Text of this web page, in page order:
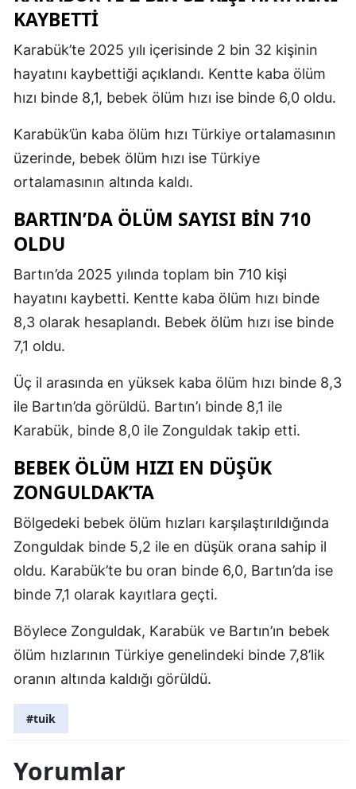
KAYBETTİ
Karabük’te 2025 yılı içerisinde 2 bin 32 kişinin
hayatını kaybettiği açıklandı. Kentte kaba ölüm
hızı binde 8,1, bebek ölüm hızı ise binde 6,0 oldu.
Karabük’ün kaba ölüm hızı Türkiye ortalamasının
üzerinde, bebek ölüm hızı ise Türkiye
ortalamasının altında kaldı.
BARTIN’DA ÖLÜM SAYISI BİN 710
OLDU
Bartın’da 2025 yılında toplam bin 710 kişi
hayatını kaybetti. Kentte kaba ölüm hızı binde
8,3 olarak hesaplandı. Bebek ölüm hızı ise binde
7,1 oldu.
Üç il arasında en yüksek kaba ölüm hızı binde 8,3
ile Bartın’da görüldü. Bartın’ı binde 8,1 ile
Karabük, binde 8,0 ile Zonguldak takip etti.
BEBEK ÖLÜM HIZI EN DÜŞÜK
ZONGULDAK’TA
Bölgedeki bebek ölüm hızları karşılaştırıldığında
Zonguldak binde 5,2 ile en düşük orana sahip il
oldu. Karabük’te bu oran binde 6,0, Bartın’da ise
binde 7,1 olarak kayıtlara geçti.
Böylece Zonguldak, Karabük ve Bartın’ın bebek
ölüm hızlarının Türkiye genelindeki binde 7,8’lik
oranın altında kaldığı görüldü.
#tuik
Yorumlar